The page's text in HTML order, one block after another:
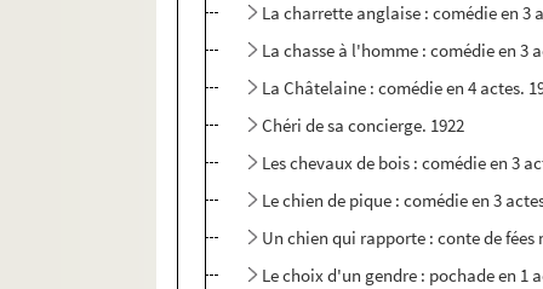
La charrette anglaise : comédie en 3
La chasse à l'homme : comédie en 3
La Châtelaine : comédie en 4 actes.
Chéri de sa concierge. 1922
Les chevaux de bois : comédie en 3
Le chien de pique : comédie en 3
Un chien qui rapporte : conte de fées
Le choix d'un gendre : pochade en 1